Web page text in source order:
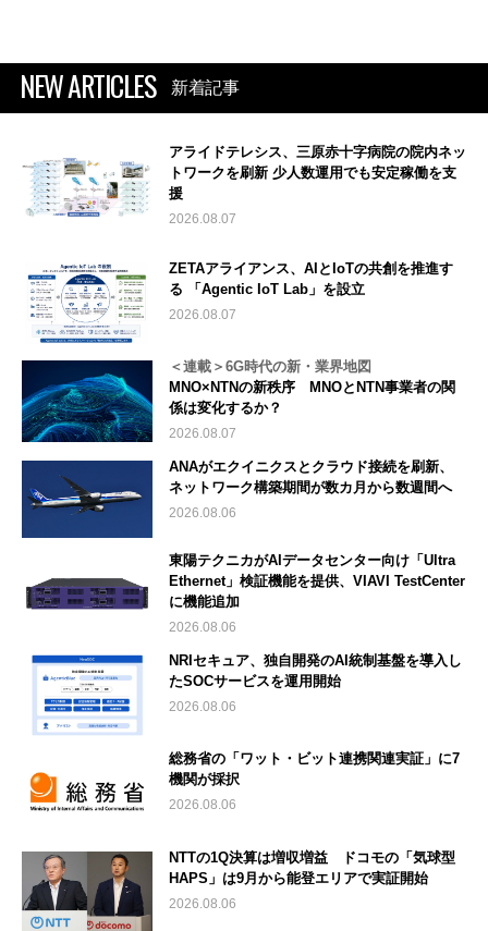
NEW ARTICLES 新着記事
アライドテレシス、三原赤十字病院の院内ネッ
トワークを刷新 少人数運用でも安定稼働を支
援
2026.08.07
ZETAアライアンス、AIとIoTの共創を推進す
る 「Agentic IoT Lab」を設立
2026.08.07
＜連載＞6G時代の新・業界地図
MNO×NTNの新秩序 MNOとNTN事業者の関
係は変化するか？
2026.08.07
ANAがエクイニクスとクラウド接続を刷新、
ネットワーク構築期間が数カ月から数週間へ
2026.08.06
東陽テクニカがAIデータセンター向け「Ultra
Ethernet」検証機能を提供、VIAVI TestCenter
に機能追加
2026.08.06
NRIセキュア、独自開発のAI統制基盤を導入し
たSOCサービスを運用開始
2026.08.06
総務省の「ワット・ビット連携関連実証」に7
機関が採択
2026.08.06
NTTの1Q決算は増収増益 ドコモの「気球型
HAPS」は9月から能登エリアで実証開始
2026.08.06